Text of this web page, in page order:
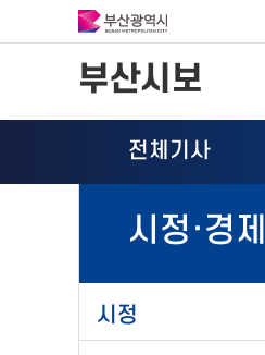
부산시보
전체기사
시정·경제
시정